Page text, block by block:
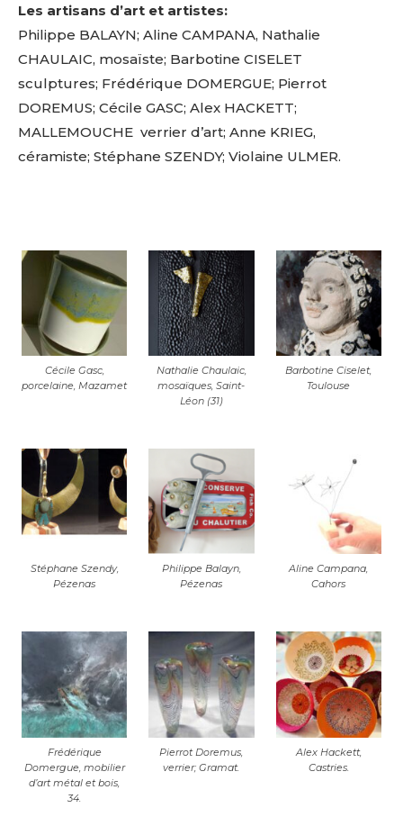
Les artisans d’art et artistes:
Philippe BALAYN; Aline CAMPANA, Nathalie
CHAULAIC, mosaïste; Barbotine CISELET
sculptures; Frédérique DOMERGUE; Pierrot
DOREMUS; Cécile GASC; Alex HACKETT;
MALLEMOUCHE verrier d’art; Anne KRIEG,
céramiste; Stéphane SZENDY; Violaine ULMER.
Cécile Gasc,
porcelaine, Mazamet
Nathalie Chaulaic,
mosaïques, Saint-
Léon (31)
Barbotine Ciselet,
Toulouse
Stéphane Szendy,
Pézenas
Philippe Balayn,
Pézenas
Aline Campana,
Cahors
Frédérique
Domergue, mobilier
d’art métal et bois,
34.
Pierrot Doremus,
verrier; Gramat.
Alex Hackett,
Castries.